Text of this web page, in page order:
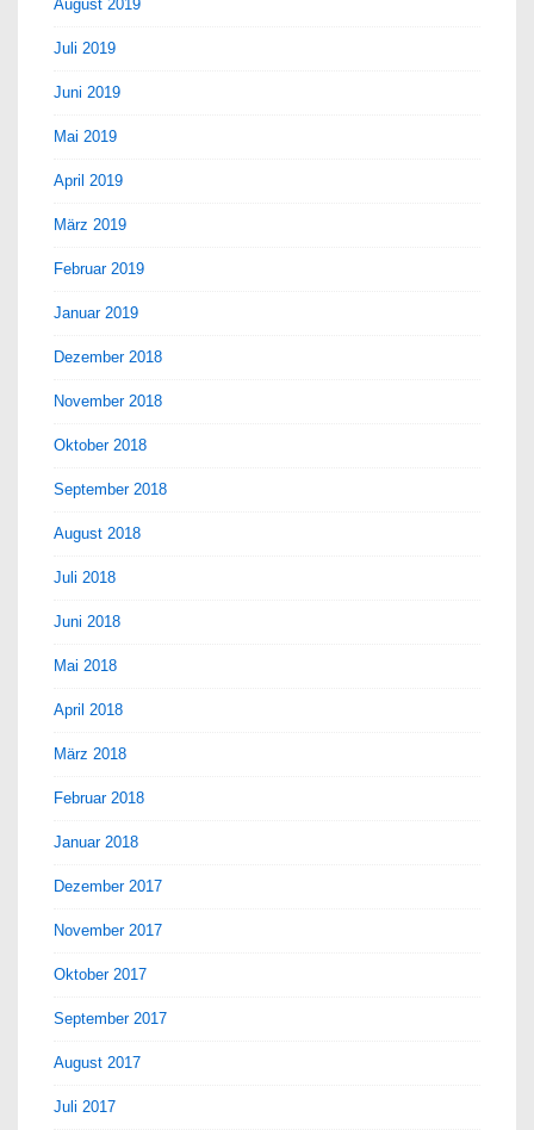
August 2019
Juli 2019
Juni 2019
Mai 2019
April 2019
März 2019
Februar 2019
Januar 2019
Dezember 2018
November 2018
Oktober 2018
September 2018
August 2018
Juli 2018
Juni 2018
Mai 2018
April 2018
März 2018
Februar 2018
Januar 2018
Dezember 2017
November 2017
Oktober 2017
September 2017
August 2017
Juli 2017